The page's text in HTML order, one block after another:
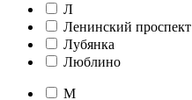
Л
Ленинский проспект
Лубянка
Люблино
М